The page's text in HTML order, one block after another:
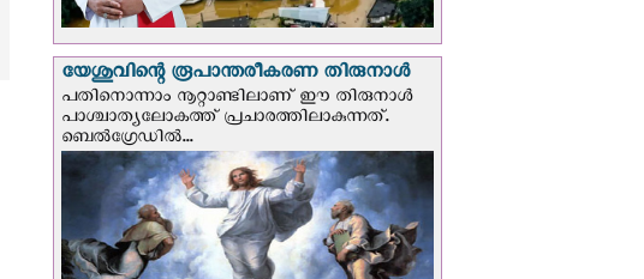
യേശുവിന്റെ രൂപാന്തരീകരണ തിരുനാള്‍
പതിനൊന്നാം നൂറ്റാണ്ടിലാണ് ഈ തിരുനാള്‍
പാശ്ചാത്യലോകത്ത് പ്രചാരത്തിലാകുന്നത്.
ബെല്‍ഗ്രേഡില്‍...